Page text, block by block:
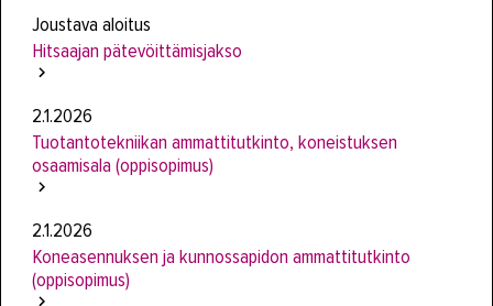
Joustava aloitus
Hitsaajan pätevöittämisjakso
2.1.2026
Tuotantotekniikan ammattitutkinto, koneistuksen
osaamisala (oppisopimus)
2.1.2026
Koneasennuksen ja kunnossapidon ammattitutkinto
(oppisopimus)